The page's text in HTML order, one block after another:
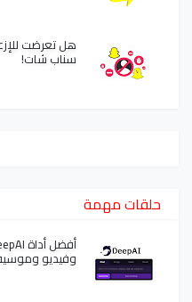
هل تعرضت
سناب شات!
حلقات مهمة
وفيديو